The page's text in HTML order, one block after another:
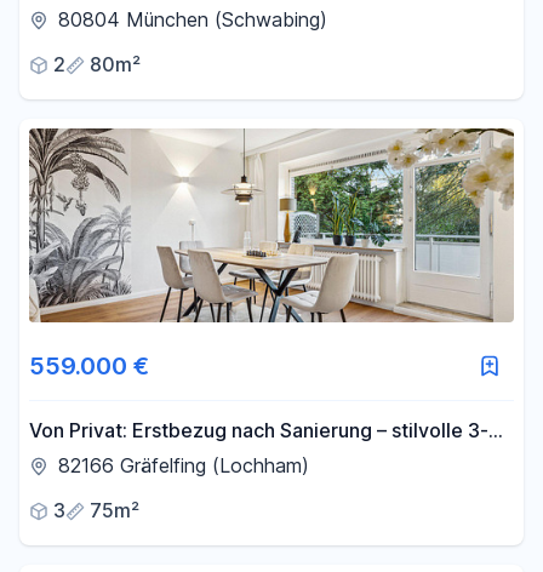
80804 München (Schwabing)
2
80m²
559.000 €
Von Privat: Erstbezug nach Sanierung – stilvolle 3-
Zi.-Wohnung mit 2 Balkonen
82166 Gräfelfing (Lochham)
3
75m²